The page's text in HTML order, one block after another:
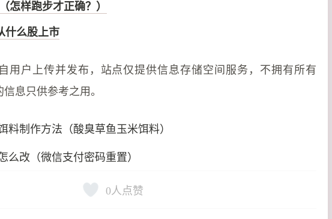
怎样跑步才正确？）
什么股上市
用户上传并发布，站点仅提供信息存储空间服务，不拥有所有
息只供参考之用。
料制作方法（酸臭草鱼玉米饵料）
么改（微信支付密码重置）
0人点赞